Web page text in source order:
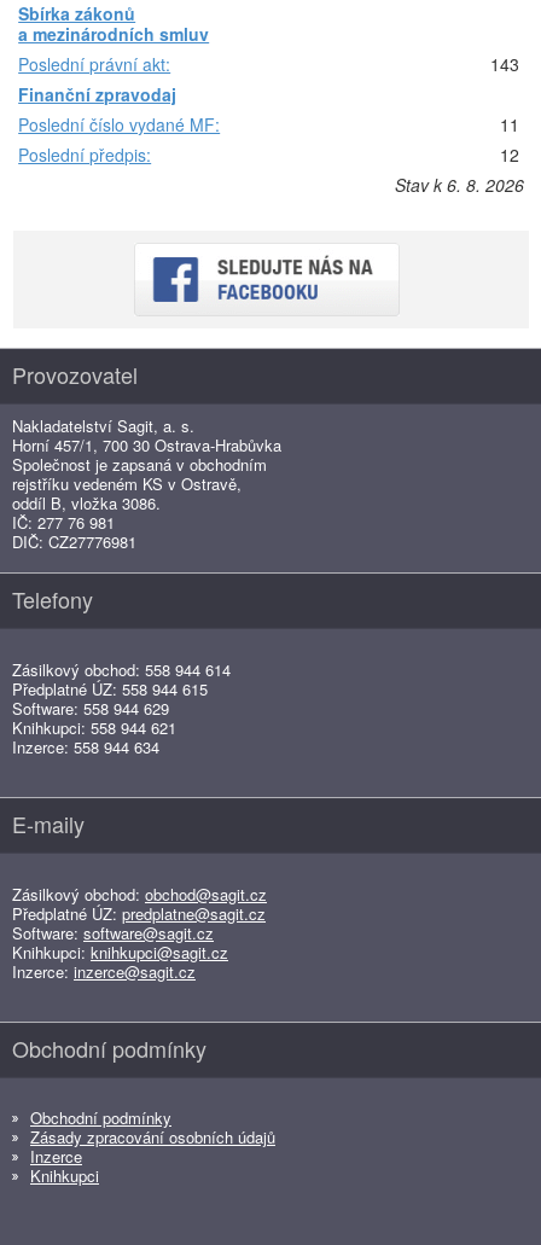
Sbírka zákonů
a mezinárodních smluv
Poslední právní akt:
143
Finanční zpravodaj
Poslední číslo vydané MF:
11
Poslední předpis:
12
Stav k 6. 8. 2026
Provozovatel
Nakladatelství Sagit, a. s.
Horní 457/1, 700 30 Ostrava-Hrabůvka
Společnost je zapsaná v obchodním
rejstříku vedeném KS v Ostravě,
oddíl B, vložka 3086.
IČ: 277 76 981
DIČ: CZ27776981
Telefony
Zásilkový obchod: 558 944 614
Předplatné ÚZ: 558 944 615
Software: 558 944 629
Knihkupci: 558 944 621
Inzerce: 558 944 634
E-maily
Zásilkový obchod: obchod@sagit.cz
Předplatné ÚZ: predplatne@sagit.cz
Software: software@sagit.cz
Knihkupci: knihkupci@sagit.cz
Inzerce: inzerce@sagit.cz
Obchodní podmínky
Obchodní podmínky
Zásady zpracování osobních údajů
Inzerce
Knihkupci